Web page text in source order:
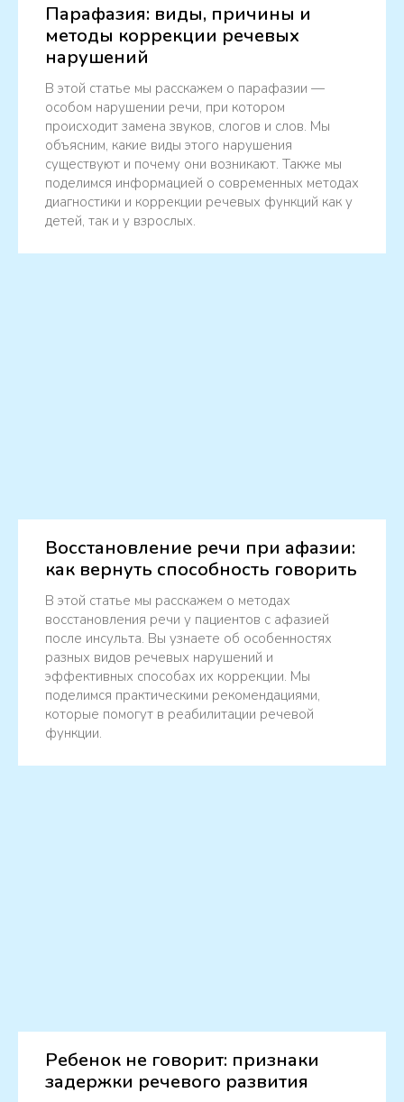
Парафазия: виды, причины и
методы коррекции речевых
нарушений
В этой статье мы расскажем о парафазии —
особом нарушении речи, при котором
происходит замена звуков, слогов и слов. Мы
объясним, какие виды этого нарушения
существуют и почему они возникают. Также мы
поделимся информацией о современных методах
диагностики и коррекции речевых функций как у
детей, так и у взрослых.
Восстановление речи при афазии:
как вернуть способность говорить
В этой статье мы расскажем о методах
восстановления речи у пациентов с афазией
после инсульта. Вы узнаете об особенностях
разных видов речевых нарушений и
эффективных способах их коррекции. Мы
поделимся практическими рекомендациями,
которые помогут в реабилитации речевой
функции.
Ребенок не говорит: признаки
задержки речевого развития